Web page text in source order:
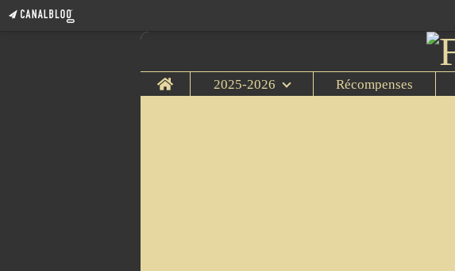
Home 2025-2026 Récompenses